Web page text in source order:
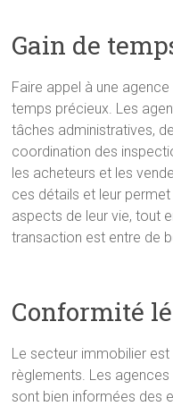
Gain de
Faire appel à une
temps précieux. Les
tâches administratives,
coordination des
les acheteurs et les
ces détails et leur
aspects de leur vie, tout
transaction est entre de
Conformité
Le secteur immobilier
règlements. Les
sont bien informées des